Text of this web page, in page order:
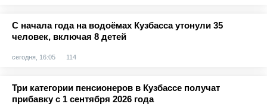
С начала года на водоёмах Кузбасса утонули 35
человек, включая 8 детей
сегодня, 16:05 114
Три категории пенсионеров в Кузбассе получат
прибавку с 1 сентября 2026 года